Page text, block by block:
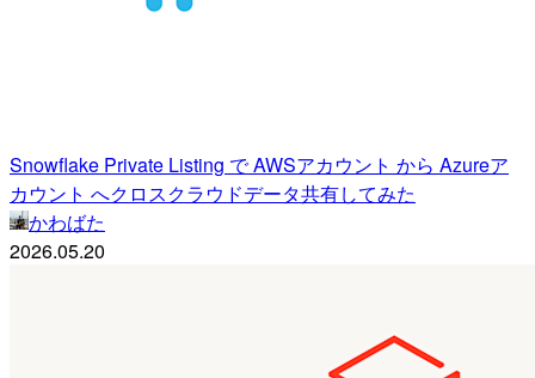
Snowflake Private Listing で AWSアカウント から Azureア
カウント へクロスクラウドデータ共有してみた
かわばた
2026.05.20